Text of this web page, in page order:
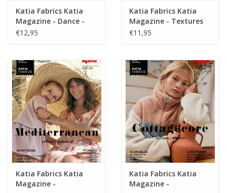
Katia Fabrics Katia
Magazine - Dance -
Herfst/winter
€12,95
Katia Fabrics Katia
Magazine - Textures
Herfst / Winter
€11,95
Katia Fabrics Katia
Magazine -
Katia Fabrics Katia
Magazine -